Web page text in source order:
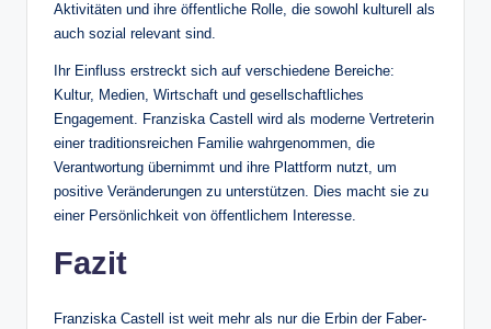
Aktivitäten und ihre öffentliche Rolle, die sowohl kulturell als
auch sozial relevant sind.
Ihr Einfluss erstreckt sich auf verschiedene Bereiche:
Kultur, Medien, Wirtschaft und gesellschaftliches
Engagement. Franziska Castell wird als moderne Vertreterin
einer traditionsreichen Familie wahrgenommen, die
Verantwortung übernimmt und ihre Plattform nutzt, um
positive Veränderungen zu unterstützen. Dies macht sie zu
einer Persönlichkeit von öffentlichem Interesse.
Fazit
Franziska Castell ist weit mehr als nur die Erbin der Faber-